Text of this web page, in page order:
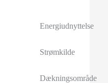
Energiudnyttelse
Strømkilde
Dækningsområde